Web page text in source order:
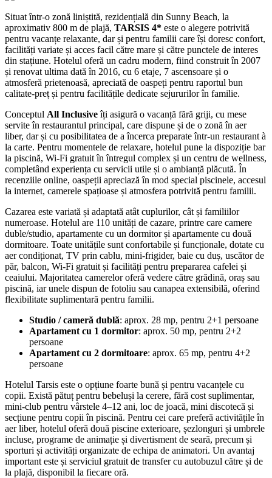
Situat într-o zonă liniștită, rezidențială din Sunny Beach, la
aproximativ 800 m de plajă, TARSIS 4* este o alegere potrivită
pentru vacanțe relaxante, dar și pentru familii care își doresc confort,
facilități variate și acces facil către mare și către punctele de interes
din stațiune. Hotelul oferă un cadru modern, fiind construit în 2007
și renovat ultima dată în 2016, cu 6 etaje, 7 ascensoare și o
atmosferă prietenoasă, apreciată de oaspeți pentru raportul bun
calitate-preț și pentru facilitățile dedicate sejururilor în familie.
Conceptul All Inclusiveîți asigură o vacanță fără griji, cu mese
servite în restaurantul principal, care dispune și de o zonă în aer
liber, dar și cu posibilitatea de a încerca preparate într-un restaurant à
la carte. Pentru momentele de relaxare, hotelul pune la dispoziție bar
la piscină, Wi-Fi gratuit în întregul complex și un centru de wellness,
completând experiența cu servicii utile și o ambianță plăcută. În
recenziile online, oaspeții apreciază în mod special piscinele, accesul
la internet, camerele spațioase și atmosfera potrivită pentru familii.
Cazarea este variată și adaptată atât cuplurilor, cât și familiilor
numeroase. Hotelul are 110 unități de cazare, printre care camere
duble/studio, apartamente cu un dormitor și apartamente cu două
dormitoare. Toate unitățile sunt confortabile și funcționale, dotate cu
aer condiționat, TV prin cablu, mini-frigider, baie cu duș, uscător de
păr, balcon, Wi-Fi gratuit și facilități pentru prepararea cafelei și
ceaiului. Majoritatea camerelor oferă vedere către grădină, oraș sau
piscină, iar unele dispun de fotoliu sau canapea extensibilă, oferind
flexibilitate suplimentară pentru familii.
Studio / cameră dublă: aprox. 28 mp, pentru 2+1 persoane
Apartament cu 1 dormitor: aprox. 50 mp, pentru 2+2
persoane
Apartament cu 2 dormitoare: aprox. 65 mp, pentru 4+2
persoane
Hotelul Tarsis este o opțiune foarte bună și pentru vacanțele cu
copii. Există pătuț pentru bebeluși la cerere, fără cost suplimentar,
mini-club pentru vârstele 4–12 ani, loc de joacă, mini discotecă și
secțiune pentru copii în piscină. Pentru cei care preferă activitățile în
aer liber, hotelul oferă două piscine exterioare, șezlonguri și umbrele
incluse, programe de animație și divertisment de seară, precum și
sporturi și activități organizate de echipa de animatori. Un avantaj
important este și serviciul gratuit de transfer cu autobuzul către și de
la plajă, disponibil la fiecare oră.